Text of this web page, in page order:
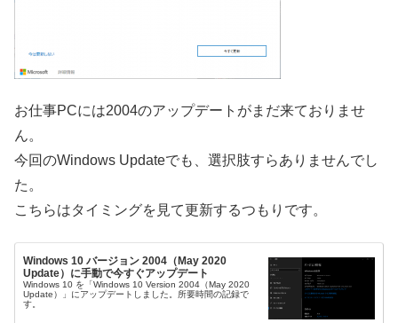
お仕事PCには2004のアップデートがまだ来ておりませ
ん。
今回のWindows Updateでも、選択肢すらありませんでし
た。
こちらはタイミングを見て更新するつもりです。
Windows 10 バージョン 2004（May 2020
Update）に手動で今すぐアップデート
Windows 10 を「Windows 10 Version 2004（May 2020
Update）」にアップデートしました。所要時間の記録で
す。